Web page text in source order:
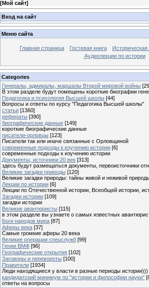
[Мой сайт]
Вход на сайт
Меню сайта
Главная страница Гостевая книга Историческая
Аудиолекции по истории
Categories
Генералы, адмиралы, маршалы Второй мировой войны
В этом разделе будут помещены короткие биографии
Педагогика и психология Высшей школы [44]
Вопросы и ответы по курсу "Педагогика Высшей школы"
статьи [1360]
рефераты [390]
биографические данные [149]
короткие биографические данные
писатели-орловцы [123]
Писатели так или иначе связанные с Орловщиной
современные подходы к изучению истории [6]
современные подходы к изучению истории
Документы, источники 20 век [313]
здесь будут размещаться документы, первоисточники
Великие загадки природы [120]
Великие загадки природы: тайны живой и неживой
Лекции по истории [6]
Лекции по Отечественной истории, Всеобщей истории,
Загадки истории [109]
загадки истории
Великие авантюристы [115]
в этом разделе вы узнаете о самых известных
Боги народов мира [87]
Аферы века [37]
Самые громкие аферы 20 века
Великие операции спецслужб [99]
Гении ВМФ [96]
Географические открытия [102]
Заговоры и перевороты [100]
Правители [1934]
Люди находящиеся у власти в разные периоды истории)))
кандидатский минимум по "истории и философии науки"
ответы на вопросы